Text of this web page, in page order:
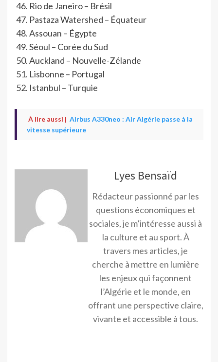
Rio de Janeiro – Brésil
Pastaza Watershed – Équateur
Assouan – Égypte
Séoul – Corée du Sud
Auckland – Nouvelle-Zélande
Lisbonne – Portugal
Istanbul – Turquie
À lire aussi | Airbus A330neo : Air Algérie passe à la
vitesse supérieure
Lyes Bensaïd
Rédacteur passionné par les
questions économiques et
sociales, je m’intéresse aussi à
la culture et au sport. À
travers mes articles, je
cherche à mettre en lumière
les enjeux qui façonnent
l’Algérie et le monde, en
offrant une perspective claire,
vivante et accessible à tous.